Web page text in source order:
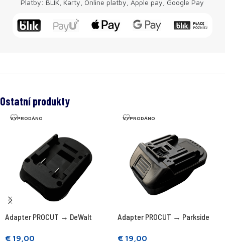
Platby: BLIK, Karty, Online platby, Apple pay, Google Pay
Ostatní produkty
VYPRODÁNO
Adapter PROCUT → DeWalt
€ 19,00
VYPRODÁNO
Adapter PROCUT → Parkside
€ 19,00